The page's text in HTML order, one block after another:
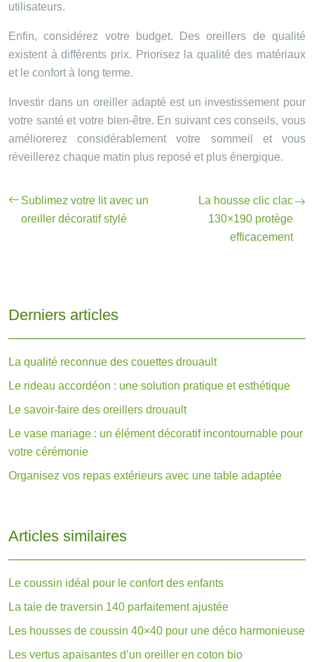
utilisateurs.
Enfin, considérez votre budget. Des oreillers de qualité
existent à différents prix. Priorisez la qualité des matériaux
et le confort à long terme.
Investir dans un oreiller adapté est un investissement pour
votre santé et votre bien-être. En suivant ces conseils, vous
améliorerez considérablement votre sommeil et vous
réveillerez chaque matin plus reposé et plus énergique.
Sublimez votre lit avec un
oreiller décoratif stylé
La housse clic clac
130×190 protège
efficacement
Derniers articles
La qualité reconnue des couettes drouault
Le rideau accordéon : une solution pratique et esthétique
Le savoir-faire des oreillers drouault
Le vase mariage : un élément décoratif incontournable pour
votre cérémonie
Organisez vos repas extérieurs avec une table adaptée
Articles similaires
Le coussin idéal pour le confort des enfants
La taie de traversin 140 parfaitement ajustée
Les housses de coussin 40×40 pour une déco harmonieuse
Les vertus apaisantes d’un oreiller en coton bio